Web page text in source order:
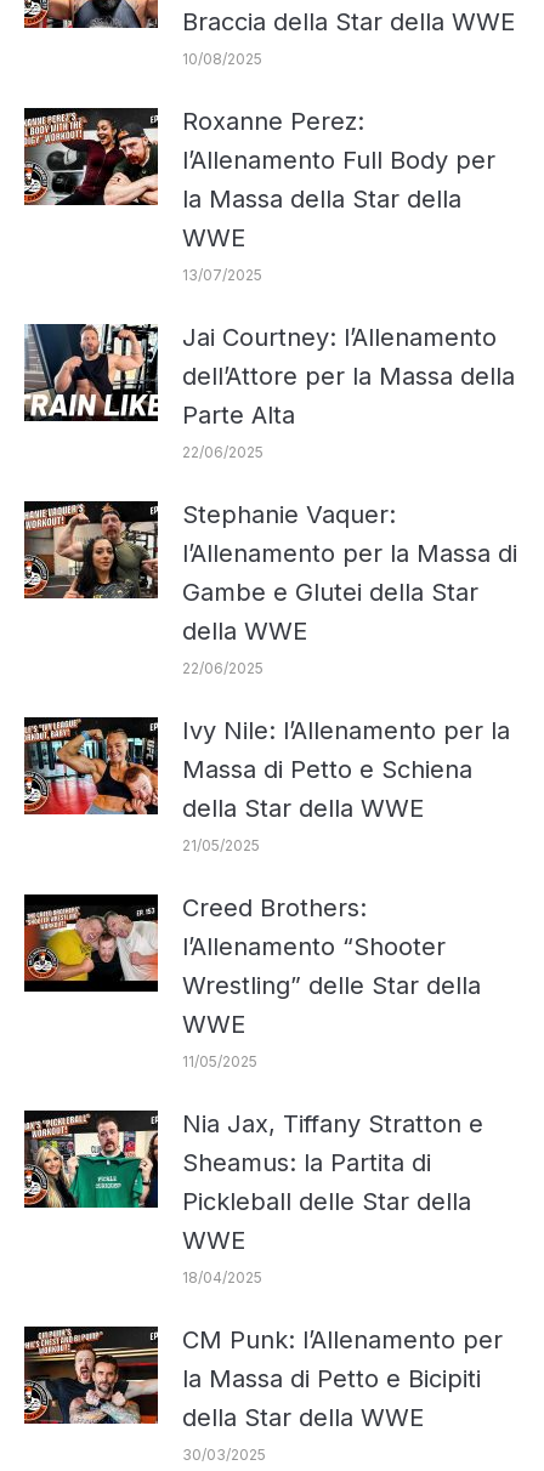
Braccia della Star della WWE
10/08/2025
Roxanne Perez:
l’Allenamento Full Body per
la Massa della Star della
WWE
13/07/2025
Jai Courtney: l’Allenamento
dell’Attore per la Massa della
Parte Alta
22/06/2025
Stephanie Vaquer:
l’Allenamento per la Massa di
Gambe e Glutei della Star
della WWE
22/06/2025
Ivy Nile: l’Allenamento per la
Massa di Petto e Schiena
della Star della WWE
21/05/2025
Creed Brothers:
l’Allenamento “Shooter
Wrestling” delle Star della
WWE
11/05/2025
Nia Jax, Tiffany Stratton e
Sheamus: la Partita di
Pickleball delle Star della
WWE
18/04/2025
CM Punk: l’Allenamento per
la Massa di Petto e Bicipiti
della Star della WWE
30/03/2025